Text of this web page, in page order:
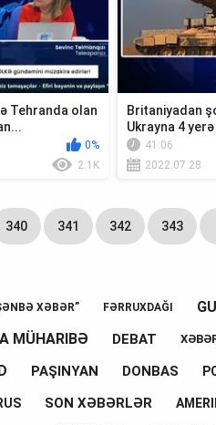
Tehranda olan
0%
2.1K
Britaniyadan
Ukrayna 4
41:06
2022.07.28
340 341 342 343
XƏBƏR” FƏRRUXDAĞI
MÜHARIBƏ DEBAT
PAŞINYAN DONBAS
SON XƏBƏRLƏR